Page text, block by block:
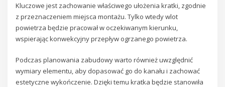
Kluczowe jest zachowanie właściwego ułożenia kratki, zgodnie
z przeznaczeniem miejsca montażu. Tylko wtedy wlot
powietrza będzie pracował w oczekiwanym kierunku,
wspierając konwekcyjny przepływ ogrzanego powietrza.
Podczas planowania zabudowy warto również uwzględnić
wymiary elementu, aby dopasować go do kanału i zachować
estetyczne wykończenie. Dzięki temu kratka będzie stanowiła